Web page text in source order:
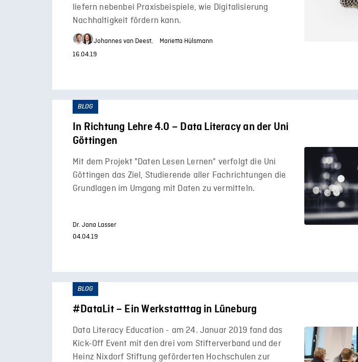
liefern nebenbei Praxisbeispiele, wie Digitalisierung
Nachhaltigkeit fördern kann.
Johannes van Deest,
Marietta Hülsmann
16.04.19
BLOG
In Richtung Lehre 4.0 – Data Literacy an der Uni
Göttingen
Mit dem Projekt "Daten Lesen Lernen" verfolgt die Uni
Göttingen das Ziel, Studierende aller Fachrichtungen die
Grundlagen im Umgang mit Daten zu vermitteln.
Dr. Jana Lasser
04.04.19
BLOG
#DataLit – Ein Werkstatttag in Lüneburg
Data Literacy Education - am 24. Januar 2019 fand das
Kick-Off Event mit den drei vom Stifterverband und der
Heinz Nixdorf Stiftung geförderten Hochschulen zur